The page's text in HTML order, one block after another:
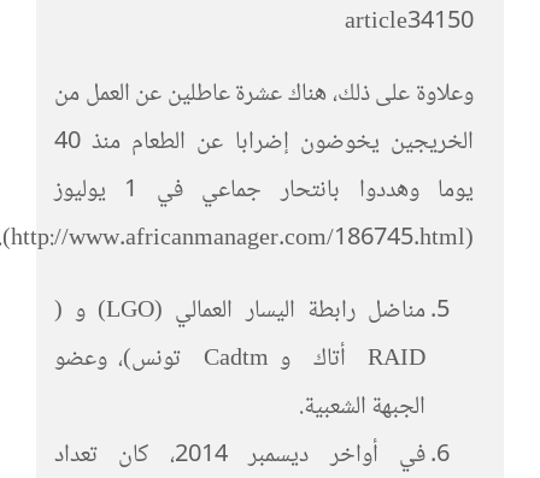
article34150
وعلاوة على ذلك، هناك عشرة عاطلين عن العمل من
الخريجين يخوضون إضرابا عن الطعام منذ 40
يوما وهددوا بانتحار جماعي في 1 يوليوز
(http://www.africanmanager.com/186745.html).
مناضل رابطة اليسار العمالي (LGO) و (
RAID أتاك و Cadtm تونس)، وعضو
الجبهة الشعبية.
في أواخر ديسمبر 2014، كان تعداد